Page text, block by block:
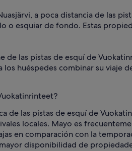
a poca distancia de las
o esquiar de fondo. Estas
de las pistas de esquí de
huéspedes combinar su viaje
de las pistas de esquí de
locales. Mayo es
en comparación con la
disponibilidad de